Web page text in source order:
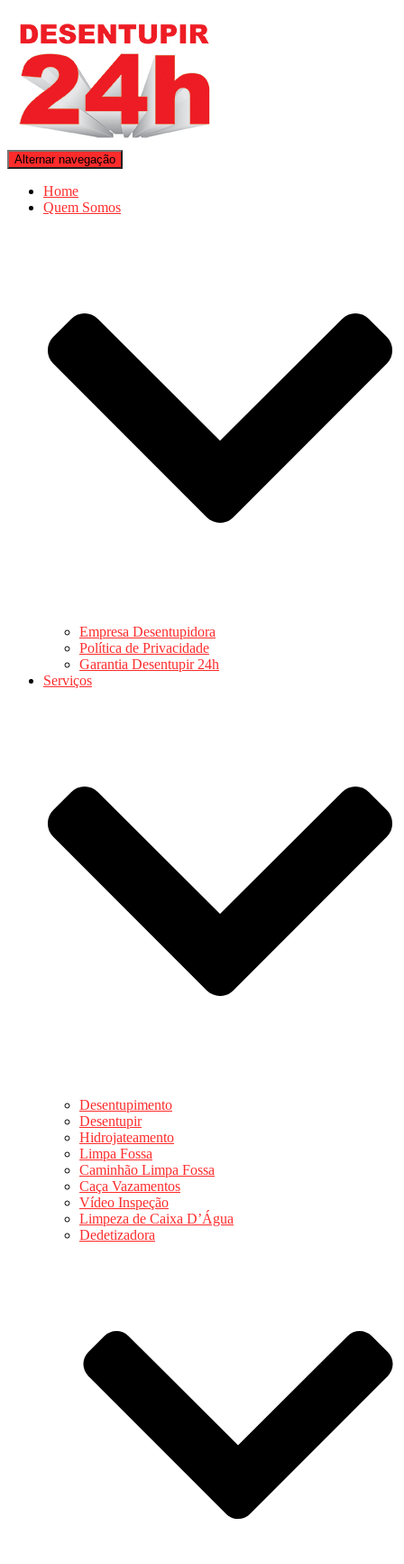
Alternar navegação
Home
Quem Somos
Empresa Desentupidora
Política de Privacidade
Garantia Desentupir 24h
Serviços
Desentupimento
Desentupir
Hidrojateamento
Limpa Fossa
Caminhão Limpa Fossa
Caça Vazamentos
Vídeo Inspeção
Limpeza de Caixa D’Água
Dedetizadora